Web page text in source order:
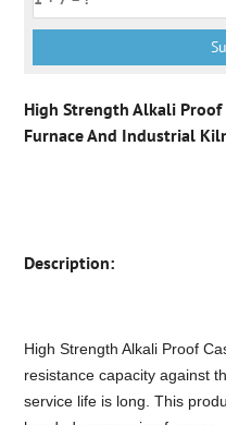
High Strength Alkali Proof
Furnace And Industrial
Description:
High Strength Alkali Proof
resistance capacity against
service life is long. This